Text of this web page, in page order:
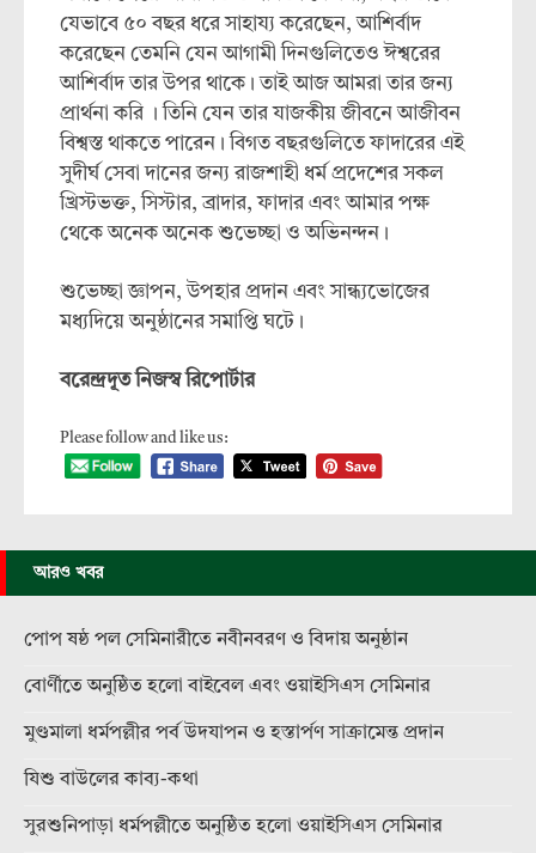
যেভাবে ৫০ বছর ধরে সাহায্য করেছেন, আশির্বাদ
করেছেন তেমনি যেন আগামী দিনগুলিতেও ঈশ্বরের
আশির্বাদ তার উপর থাকে। তাই আজ আমরা তার জন্য
প্রার্থনা করি । তিনি যেন তার যাজকীয় জীবনে আজীবন
বিশ্বস্ত থাকতে পারেন। বিগত বছরগুলিতে ফাদারের এই
সুদীর্ঘ সেবা দানের জন্য রাজশাহী ধর্ম প্রদেশের সকল
খ্রিস্টভক্ত, সিস্টার, ব্রাদার, ফাদার এবং আমার পক্ষ
থেকে অনেক অনেক শুভেচ্ছা ও অভিনন্দন।
শুভেচ্ছা জ্ঞাপন, উপহার প্রদান এবং সান্ধ্যভোজের
মধ্যদিয়ে অনুষ্ঠানের সমাপ্তি ঘটে।
বরেন্দ্রদূত নিজস্ব রিপোর্টার
Please follow and like us:
আরও খবর
পোপ ষষ্ঠ পল সেমিনারীতে নবীনবরণ ও বিদায় অনুষ্ঠান
বোর্ণীতে অনুষ্ঠিত হলো বাইবেল এবং ওয়াইসিএস সেমিনার
মুণ্ডমালা ধর্মপল্লীর পর্ব উদযাপন ও হস্তার্পণ সাক্রামেন্ত প্রদান
যিশু বাউলের কাব্য-কথা
সুরশুনিপাড়া ধর্মপল্লীতে অনুষ্ঠিত হলো ওয়াইসিএস সেমিনার